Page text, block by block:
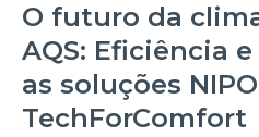
O futuro da
AQS: Eficiência
as soluções
TechForComfort